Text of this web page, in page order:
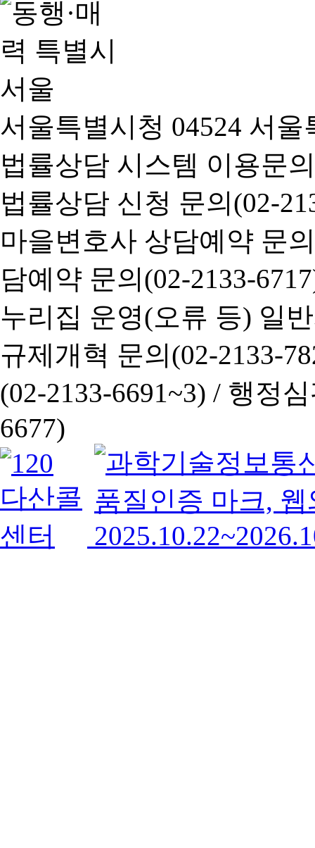
서울특별시청 04524 서
법률상담 시스템 이용문
법률상담 신청 문의(02-
마을변호사 상담예약 문
담예약 문의(02-2133-
누리집 운영(오류 등) 일
규제개혁 문의(02-2133-
(02-2133-6691~3) / 행정심
6677)